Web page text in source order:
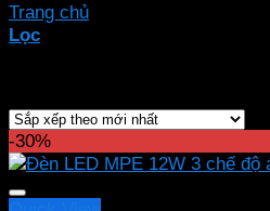
Trang chủ
Lọc
-30%